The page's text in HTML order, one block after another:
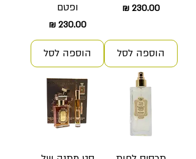
מחיר
הוספה לסל
ופטם
מחיר
הוספה לסל